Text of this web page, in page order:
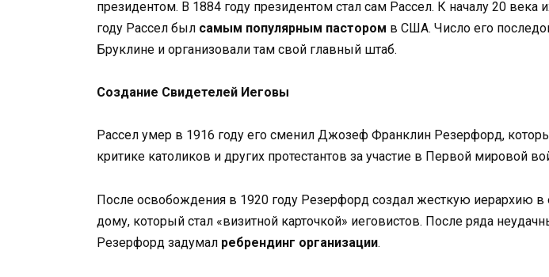
президентом. В 1884 году президентом стал сам Рассел. К началу 20
году Рассел был самым популярным пастором в США. Число его
Бруклине и организовали там свой главный штаб.
Создание Свидетелей Иеговы
Рассел умер в 1916 году его сменил Джозеф Франклин Резерфорд,
критике католиков и других протестантов за участие в Первой мировой
После освобождения в 1920 году Резерфорд создал жесткую иерархию
дому, который стал «визитной карточкой» иеговистов. После ряда
Резерфорд задумал ребрендинг организации.